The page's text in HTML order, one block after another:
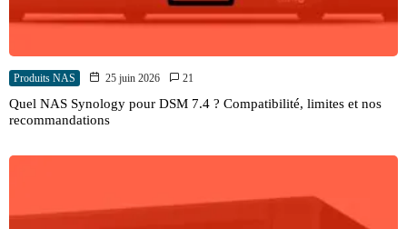
Produits NAS 25 juin 2026 21
Quel NAS Synology pour DSM 7.4 ? Compatibilité, limites et nos
recommandations